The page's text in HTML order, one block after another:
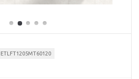
ETLFT1205MT60120